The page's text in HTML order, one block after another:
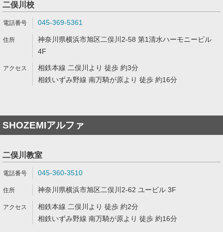
二俣川校
045-369-5361
神奈川県横浜市旭区二俣川2-58 第1清水ハーモニービル
4F
相鉄本線 二俣川より 徒歩 約3分
相鉄いずみ野線 南万騎が原より 徒歩 約16分
SHOZEMIアルファ
二俣川教室
045-360-3510
神奈川県横浜市旭区二俣川2-62 ユービル 3F
相鉄本線 二俣川より 徒歩 約2分
相鉄いずみ野線 南万騎が原より 徒歩 約16分